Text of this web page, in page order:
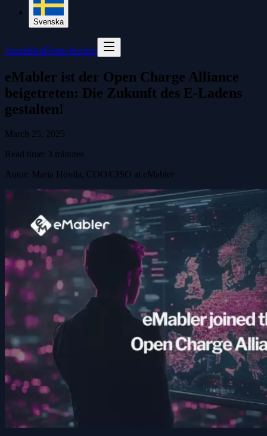
Svenska
AnmeldenDemo buchen
eMabler ist der Open Charge Alliance
beigetreten: Die Zukunft des E-Ladens
gestalten!
March 25, 2025
Read time: 3 minutes
Autor: Maria Hovila, COO/CISO at eMabler